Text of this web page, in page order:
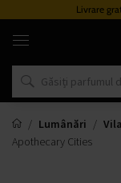
Livrare
Lumânări
Apothecary Cities